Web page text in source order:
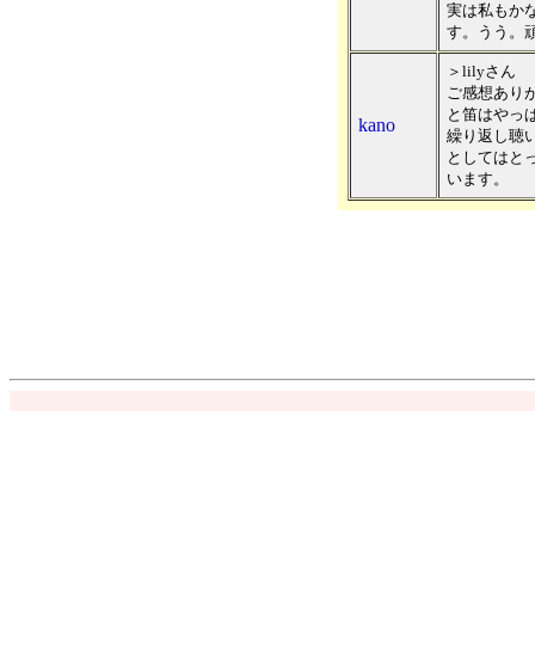
実は私もか
す。うう。
kano
＞lilyさん
ご感想あり
と笛はやっ
繰り返し聴
としてはと
います。